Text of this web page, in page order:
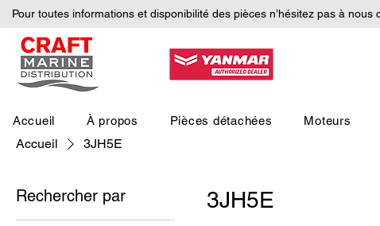
Pour toutes informations et disponibilité des pièces n’hésitez pas à nous
Accueil À propos Pièces détachées Moteurs
Accueil 3JH5E
Rechercher par 3JH5E